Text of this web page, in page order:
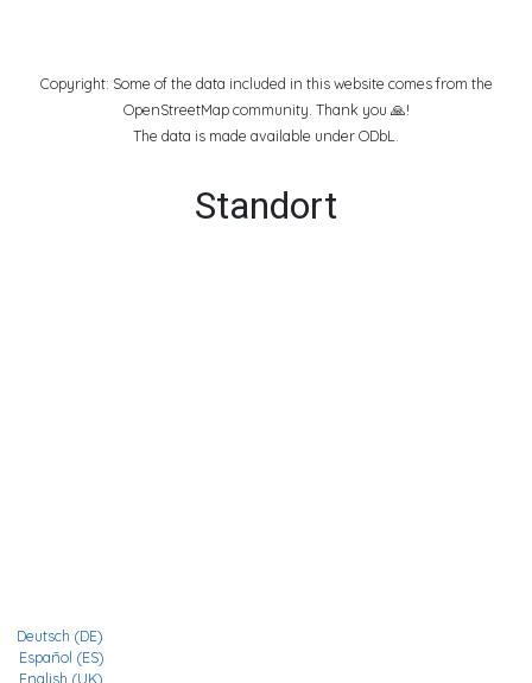
Copyright: Some of the data included in this website comes from the
OpenStreetMap community. Thank you 🙏!
The data is made available under ODbL.
Standort
Deutsch (DE)
Español (ES)
English (UK)